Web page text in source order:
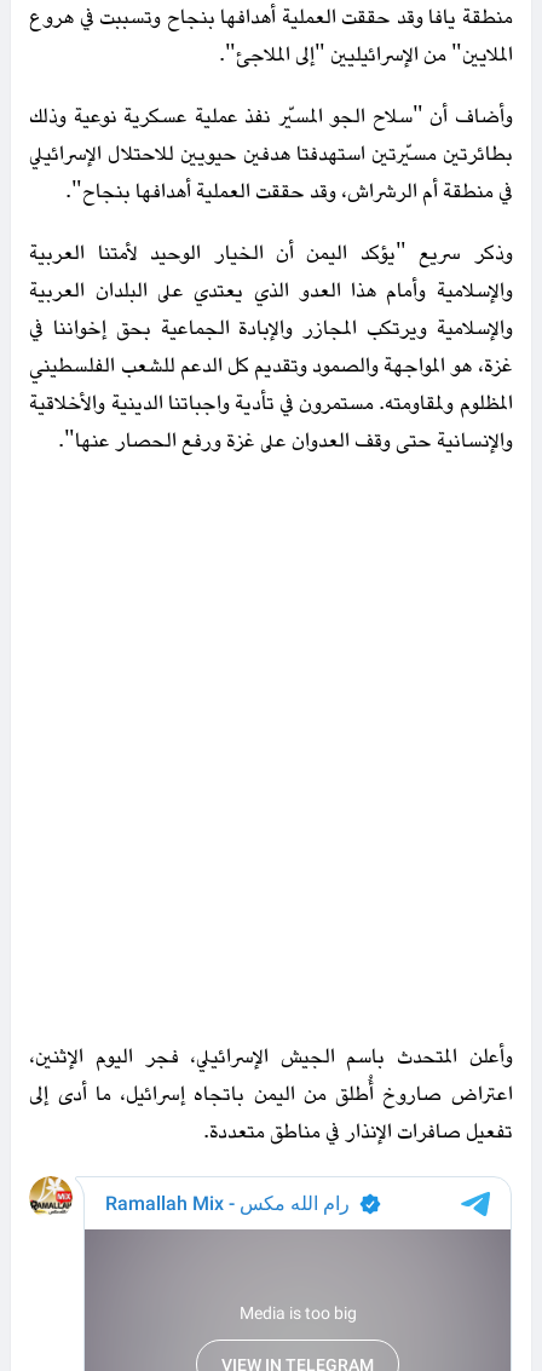
منطقة يافا وقد حققت العملية أهدافها بنجاح وتسببت في هروع
الملايين" من الإسرائيليين "إلى الملاجئ".
وأضاف أن "سلاح الجو المسيّر نفذ عملية عسكرية نوعية وذلك
بطائرتين مسيّرتين استهدفتا هدفين حيويين للاحتلال الإسرائيلي
في منطقة أم الرشراش، وقد حققت العملية أهدافها بنجاح".
وذكر سريع "يؤكد اليمن أن الخيار الوحيد لأمتنا العربية
والإسلامية وأمام هذا العدو الذي يعتدي على البلدان العربية
والإسلامية ويرتكب المجازر والإبادة الجماعية بحق إخواننا في
غزة، هو المواجهة والصمود وتقديم كل الدعم للشعب الفلسطيني
المظلوم ولمقاومته. مستمرون في تأدية واجباتنا الدينية والأخلاقية
والإنسانية حتى وقف العدوان على غزة ورفع الحصار عنها".
وأعلن المتحدث باسم الجيش الإسرائيلي، فجر اليوم الإثنين،
اعتراض صاروخ أُطلق من اليمن باتجاه إسرائيل، ما أدى إلى
تفعيل صافرات الإنذار في مناطق متعددة.